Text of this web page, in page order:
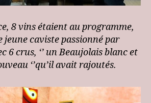
8 vins étaient au programme,
jeune caviste passionné par
6 crus, ‘’ un Beaujolais blanc et
‘’qu’il avait rajoutés.